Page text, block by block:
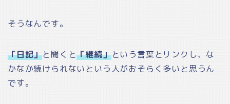
そうなんです。
「日記」と聞くと「継続」という言葉とリンクし、な
かなか続けられないという人がおそらく多いと思うん
です。